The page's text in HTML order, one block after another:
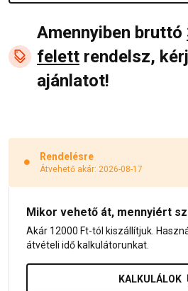
Amennyiben bruttó
felett rendelsz,
ajánlatot!
Rendelésre
Átvehető akár: 2026-08-17
Mikor vehető át, mennyiért
Akár 12000 Ft-tól kiszállítjuk.
átvételi idő kalkulátorunkat.
KALKULÁLOK